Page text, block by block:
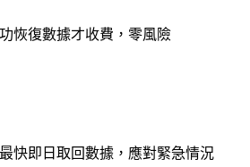
恢復數據才收費，零風險
快即日取回數據，應對緊急情況